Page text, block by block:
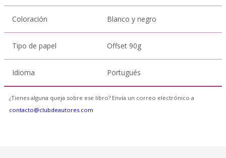
Coloración Blanco y negro
Tipo de papel Offset 90g
Idioma Portugués
¿Tienes alguna queja sobre ese libro? Envía un correo electrónico a
contacto@clubdeautores.com